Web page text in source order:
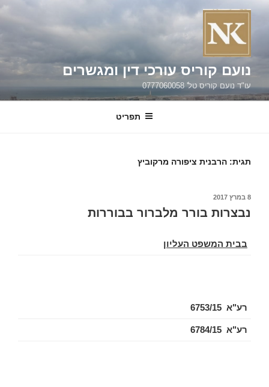
דילוג
נועם קוריס עורכי דין ומגשרים
עו"ד נועם קוריס טל' 0777060058
תפריט
תגית: הרבנית ציפורה מרקוביץ
פורסם
8 במרץ 2017
נבצרות בורר מלברור בבוררות
בבית המשפט העליון
רע"א 6753/15
רע"א 6784/15